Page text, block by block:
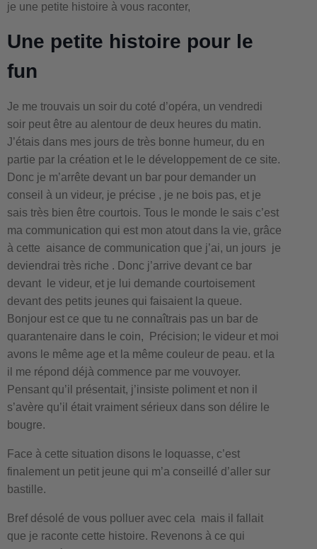
je une petite histoire à vous raconter,
Une petite histoire pour le
fun
Je me trouvais un soir du coté d’opéra, un vendredi
soir peut être au alentour de deux heures du matin.
J’étais dans mes jours de très bonne humeur, du en
partie par la création et le le développement de ce site.
Donc je m’arrête devant un bar pour demander un
conseil à un videur, je précise , je ne bois pas, et je
sais très bien être courtois. Tous le monde le sais c’est
ma communication qui est mon atout dans la vie, grâce
à cette aisance de communication que j’ai, un jours je
deviendrai très riche . Donc j’arrive devant ce bar
devant le videur, et je lui demande courtoisement
devant des petits jeunes qui faisaient la queue.
Bonjour est ce que tu ne connaîtrais pas un bar de
quarantenaire dans le coin, Précision; le videur et moi
avons le même age et la même couleur de peau. et la
il me répond déjà commence par me vouvoyer.
Pensant qu’il présentait, j’insiste poliment et non il
s’avère qu’il était vraiment sérieux dans son délire le
bougre.
Face à cette situation disons le loquasse, c’est
finalement un petit jeune qui m’a conseillé d’aller sur
bastille.
Bref désolé de vous polluer avec cela mais il fallait
que je raconte cette histoire. Revenons à ce qui